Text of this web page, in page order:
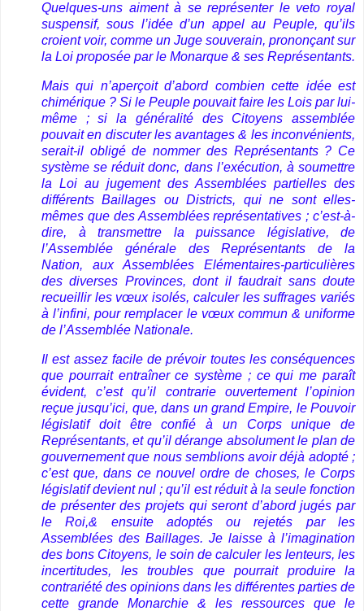
Quelques-uns aiment à se représenter le veto royal
suspensif, sous l’idée d’un appel au Peuple, qu’ils
croient voir, comme un Juge souverain, prononçant sur
la Loi proposée par le Monarque & ses Représentants.
Mais qui n’aperçoit d’abord combien cette idée est
chimérique ? Si le Peuple pouvait faire les Lois par lui-
même ; si la généralité des Citoyens assemblée
pouvait en discuter les avantages & les inconvénients,
serait-il obligé de nommer des Représentants ? Ce
système se réduit donc, dans l’exécution, à soumettre
la Loi au jugement des Assemblées partielles des
différents Baillages ou Districts, qui ne sont elles-
mêmes que des Assemblées représentatives ; c’est-à-
dire, à transmettre la puissance législative, de
l’Assemblée générale des Représentants de la
Nation, aux Assemblées Elémentaires-particulières
des diverses Provinces, dont il faudrait sans doute
recueillir les vœux isolés, calculer les suffrages variés
à l’infini, pour remplacer le vœux commun & uniforme
de l’Assemblée Nationale.
Il est assez facile de prévoir toutes les conséquences
que pourrait entraîner ce système ; ce qui me paraît
évident, c’est qu’il contrarie ouvertement l’opinion
reçue jusqu’ici, que, dans un grand Empire, le Pouvoir
législatif doit être confié à un Corps unique de
Représentants, et qu’il dérange absolument le plan de
gouvernement que nous semblions avoir déjà adopté ;
c’est que, dans ce nouvel ordre de choses, le Corps
législatif devient nul ; qu’il est réduit à la seule fonction
de présenter des projets qui seront d’abord jugés par
le Roi,& ensuite adoptés ou rejetés par les
Assemblées des Baillages. Je laisse à l’imagination
des bons Citoyens, le soin de calculer les lenteurs, les
incertitudes, les troubles que pourrait produire la
contrariété des opinions dans les différentes parties de
cette grande Monarchie & les ressources que le